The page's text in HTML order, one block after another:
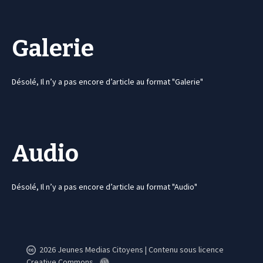
Galerie
Désolé, Il n’y a pas encore d’article au format "Galerie"
Audio
Désolé, Il n’y a pas encore d’article au format "Audio"
2026 Jeunes Medias Citoyens | Contenu sous licence